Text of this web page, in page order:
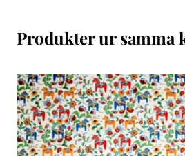
Produkter ur samma